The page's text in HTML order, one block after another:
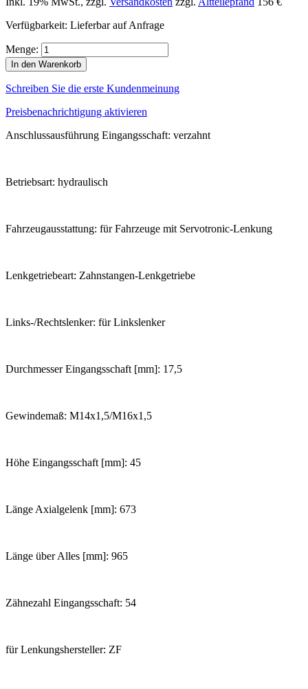
Verfügbarkeit: Lieferbar auf Anfrage
Menge:
In den Warenkorb
Schreiben Sie die erste Kundenmeinung
Preisbenachrichtigung aktivieren
Anschlussausführung Eingangsschaft: verzahnt
Betriebsart: hydraulisch
Fahrzeugausstattung: für Fahrzeuge mit Servotronic-Lenkung
Lenkgetriebeart: Zahnstangen-Lenkgetriebe
Links-/Rechtslenker: für Linkslenker
Durchmesser Eingangsschaft [mm]: 17,5
Gewindemaß: M14x1,5/M16x1,5
Höhe Eingangsschaft [mm]: 45
Länge Axialgelenk [mm]: 673
Länge über Alles [mm]: 965
Zähnezahl Eingangsschaft: 54
für Lenkungshersteller: ZF